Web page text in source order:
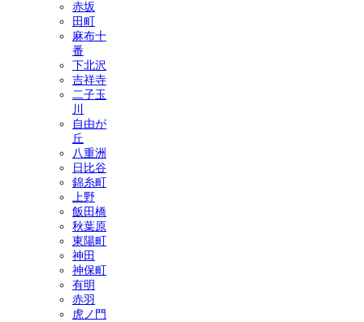
赤坂
田町
麻布十
番
下北沢
吉祥寺
二子玉
川
自由が
丘
八重洲
日比谷
錦糸町
上野
飯田橋
秋葉原
東陽町
神田
神保町
有明
赤羽
虎ノ門